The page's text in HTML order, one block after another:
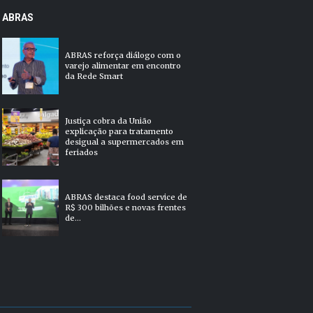
ABRAS
ABRAS reforça diálogo com o
varejo alimentar em encontro
da Rede Smart
Justiça cobra da União
explicação para tratamento
desigual a supermercados em
feriados
ABRAS destaca food service de
R$ 300 bilhões e novas frentes
de...